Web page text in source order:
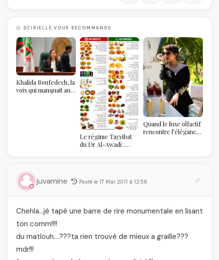
DZIRIELLE VOUS RECOMMANDE
Khalida Boufedech, la
voix qui manquait au
Le régime Tayyibat
du Dr Al-Awadi :
vraiment savoir
Quand le luxe olfactif
rencontre l’élégance
juvamine Posté le 17 Mar 2011 à 12:58
Chehla…jé tapé une barre de rire monumentale en lisant
ton comm!!!!
du matlouh….???ta rien trouvé de mieux a graille???
mdr!!!